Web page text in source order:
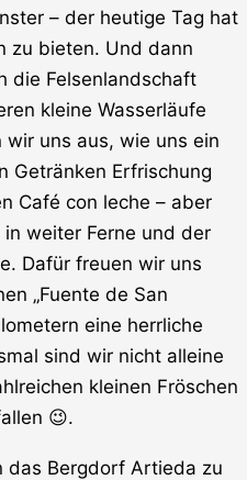
– der heutige Tag hat
zu bieten. Und dann
die Felsenlandschaft
kleine Wasserläufe
uns aus, wie uns ein
Getränken Erfrischung
Café con leche – aber
weiter Ferne und der
Dafür freuen wir uns
„Fuente de San
eine herrliche
sind wir nicht alleine
kleinen Fröschen
😉.
das Bergdorf Artieda zu